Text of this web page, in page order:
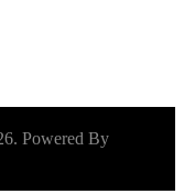
Powered By